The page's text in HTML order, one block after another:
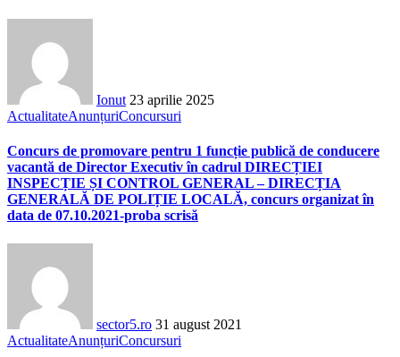
Ionut 23 aprilie 2025
ActualitateAnunțuriConcursuri
Concurs de promovare pentru 1 funcție publică de conducere
vacantă de Director Executiv în cadrul DIRECȚIEI
INSPECȚIE ȘI CONTROL GENERAL – DIRECȚIA
GENERALĂ DE POLIȚIE LOCALĂ, concurs organizat în
data de 07.10.2021-proba scrisă
sector5.ro 31 august 2021
ActualitateAnunțuriConcursuri